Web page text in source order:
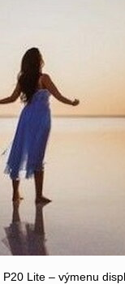
Lite – výmenu